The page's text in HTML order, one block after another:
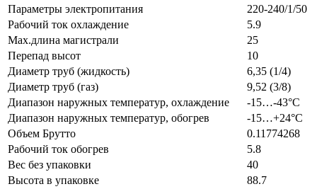
Параметры электропитания
220-240/1/50
Рабочий ток охлаждение
5.9
Max.длина магистрали
25
Перепад высот
10
Диаметр труб (жидкость)
6,35 (1/4)
Диаметр труб (газ)
9,52 (3/8)
Диапазон наружных температур, охлаждение
-15…-43°С
Диапазон наружных температур, обогрев
-15…+24°С
Объем Брутто
0.11774268
Рабочий ток обогрев
5.8
Вес без упаковки
40
Высота в упаковке
88.7